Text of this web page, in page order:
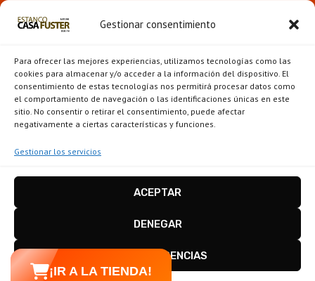
Gestionar consentimiento
Para ofrecer las mejores experiencias, utilizamos tecnologías como las
cookies para almacenar y/o acceder a la información del dispositivo. El
consentimiento de estas tecnologías nos permitirá procesar datos como
el comportamiento de navegación o las identificaciones únicas en este
sitio. No consentir o retirar el consentimiento, puede afectar
negativamente a ciertas características y funciones.
Gestionar los servicios
ACEPTAR
DENEGAR
VER PREFERENCIAS
HIJO
Novedades
Escaparate
Disseny i configuracióigualada.online
¡IR A LA TIENDA!